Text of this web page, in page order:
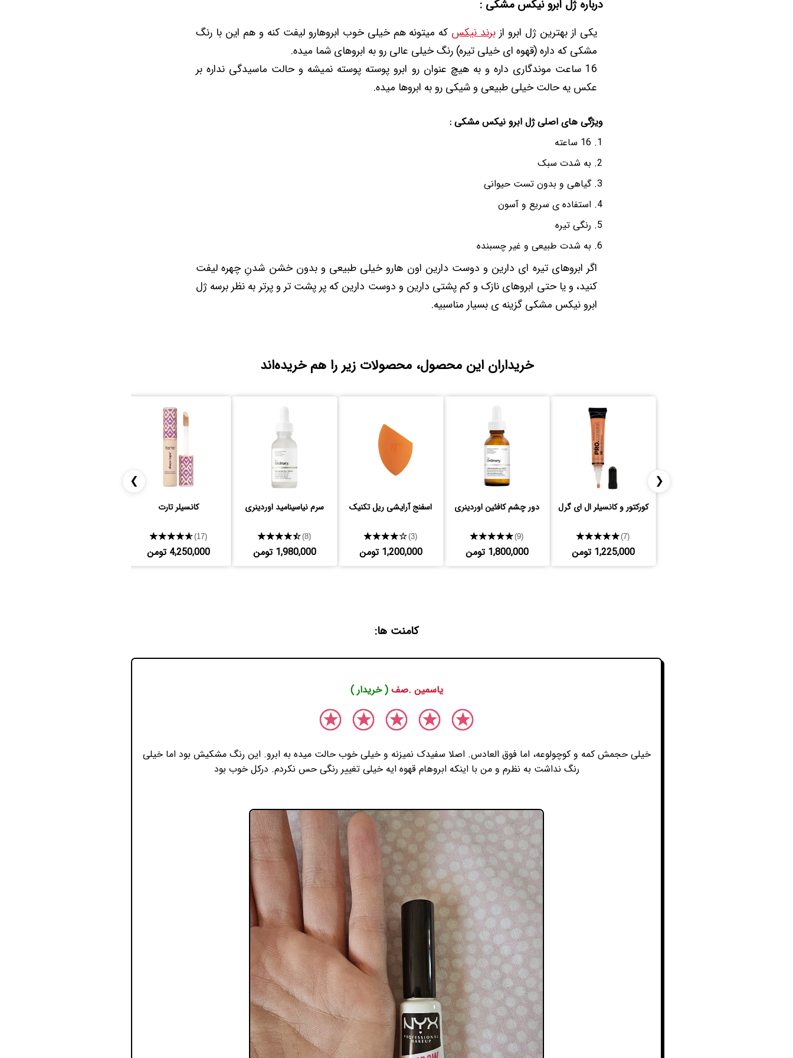
درباره ژل ابرو نیکس مشکی :
یکی از بهترین ژل ابرو از برند نیکس که میتونه هم خیلی خوب ابروهارو لیفت کنه و هم این با رنگ
مشکی که داره (قهوه ای خیلی تیره) رنگ خیلی عالی رو به ابروهای شما میده.
16 ساعت موندگاری داره و به هیچ عنوان رو ابرو پوسته پوسته نمیشه و حالت ماسیدگی نداره بر
عکس یه حالت خیلی طبیعی و شیکی رو به ابروها میده.
ویژگی های اصلی ژل ابرو نیکس مشکی :
16 ساعته
به شدت سبک
گیاهی و بدون تست حیوانی
استفاده ی سریع و آسون
رنگی تیره
به شدت طبیعی و غیر چسبنده
اگر ابروهای تیره ای دارین و دوست دارین اون هارو خیلی طبیعی و بدون خشن شدنِ چهره لیفت
کنید، و یا حتی ابروهای نازک و کم پشتی دارین و دوست دارین که پر پشت تر و پرتر به نظر برسه ژل
ابرو نیکس مشکی گزینه ی بسیار مناسبیه.
خریداران این محصول، محصولات زیر را هم خریده‌اند
❮
کورکتور و کانسیلر ال ای گرل
★★★★★(7)
1,225,000 تومن
دور چشم کافئین اوردینری
★★★★★(9)
1,800,000 تومن
اسفنج آرایشی ریل تکنیک
★★★★★(3)
1,200,000 تومن
سرم نیاسینامید اوردینری
★★★★★(8)
1,980,000 تومن
کانسیلر تارت
★★★★★(17)
4,250,000 تومن
❯
کامنت ها:
یاسمین .صف( خریدار )
خیلی حجمش کمه و کوچولوعه، اما فوق العادس. اصلا سفیدک نمیزنه و خیلی خوب حالت میده به ابرو. این رنگ مشکیش بود اما خیلی
رنگ نداشت به نظرم و من با اینکه ابروهام قهوه ایه خیلی تغییر رنگی حس نکردم. درکل خوب بود